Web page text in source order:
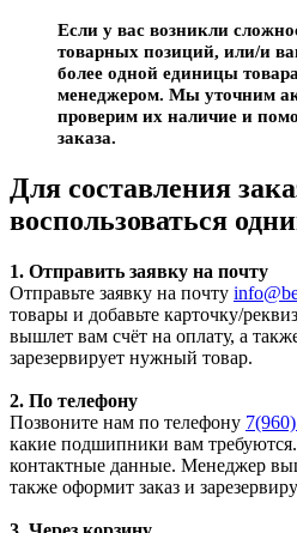
Если у вас возникли
товарных позиций, или/и
более одной единицы
менеджером. Мы уточним
проверим их наличие и
заказа.
Для составления
воспользоваться
1. Отправить заявку на почту
Отправьте заявку на почту
товары и добавьте карточку/
вышлет вам счёт на оплату, а
зарезервирует нужный товар.
2. По телефону
Позвоните нам по телефону
какие подшипники вам
контактные данные. Менеджер
также оформит заказ и